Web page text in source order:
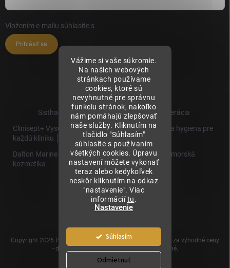
Vážime si vaše súkromie.
Na našich webových
stránkach používame
cookies, ktoré sú
nevyhnutné pre správnu
funkciu stránok, nakoľko
nám pomáhajú zlepšovať
naše služby. Kliknutím na
tlačidlo "Súhlasím"
súhlasíte s používaním
všetkých cookies. Úpravu
nastavení môžete vykonať
teraz alebo kedykoľvek
neskôr kliknutím na odkaz
"nastavenie". Viac
informáciítu.
Nastavenie
Odmietnuť
Súhlasím
Vložením e-mailu súhlasíte s
Prihlásiť sa
Sisthaema.sk - Skutočná Dermálna Regenerácia
Clinisept+ Vysoko účinné čistenie a antimikrobiálna hygiena pre
každú kliniku │
Dalton Marine Cosmetics - Kvalitná profesionálna morská
kozmetika
Sisthaema
Hevo T
│Skutočná
Biorevitalizácia
Vytvoril Shoptet
Copyright 2026 Prémiové produkty pre estetickú medicínu za výhodné ceny
- dermalnevyplne.sk. Všetky práva vyhradené.